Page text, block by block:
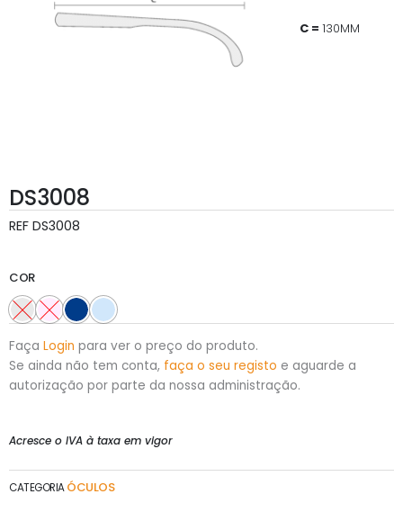
C = 130MM
DS3008
REF DS3008
COR
Faça Login para ver o preço do produto.
Se ainda não tem conta, faça o seu registo e aguarde a
autorização por parte da nossa administração.
Acresce o IVA à taxa em vigor
CATEGORIA ÓCULOS